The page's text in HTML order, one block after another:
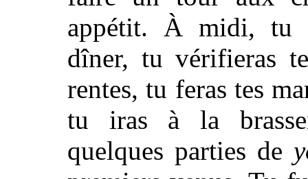
appétit. À midi, tu
dîner, tu vérifieras
rentes, tu feras tes
tu iras à la
quelques parties de